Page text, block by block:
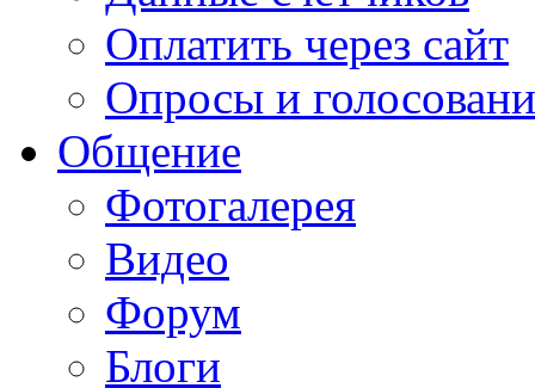
Оплатить через сайт
Опросы и
Общение
Фотогалерея
Видео
Форум
Блоги